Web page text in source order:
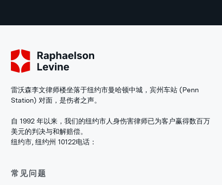
雷沃森李文律师楼坐落于纽约市曼哈顿中城，宾州车站 (Penn
Station) 对面，是伤者之声。
自 1992 年以来，我们的纽约市人身伤害律师已为客户赢得数百万
美元的判决与和解赔偿。
纽约市, 纽约州 10122电话：
常见问题